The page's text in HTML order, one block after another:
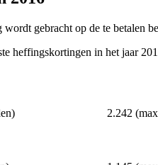
gebracht op de te betalen
heffingskortingen in het jaar
2.242